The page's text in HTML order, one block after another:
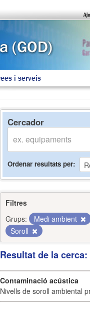
i serveis
Cercador
Ordenar resultats per
Filtres
Grups:
Medi ambient
Soroll
Resultat de la
Contaminació acústica
Nivells de soroll ambiental